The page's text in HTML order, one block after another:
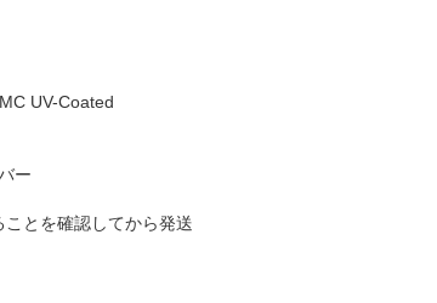
UV-Coated
ー
とを確認してから発送